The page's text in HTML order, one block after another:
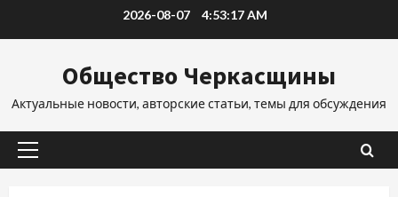
2026-08-07 4:53:17 AM
Общество Черкасщины
Актуальные новости, авторские статьи, темы для обсуждения
Основное